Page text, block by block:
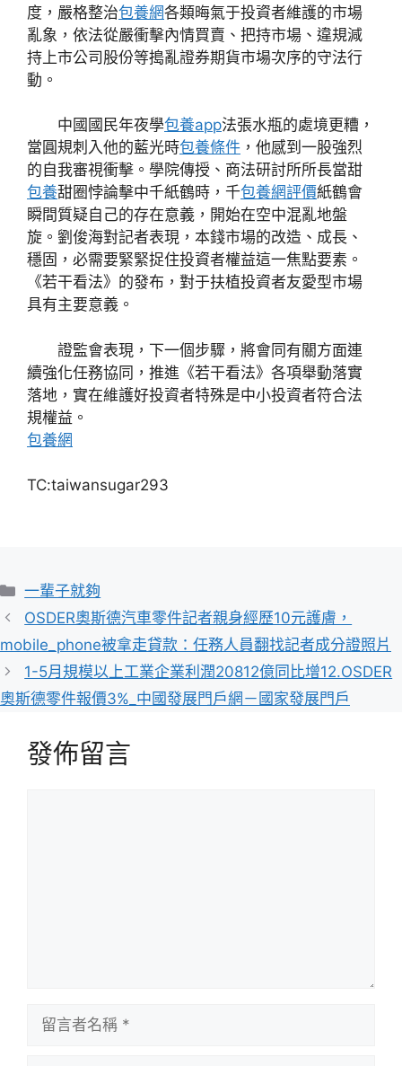
度，嚴格整治包養網各類晦氣于投資者維護的市場
亂象，依法從嚴衝擊內情買賣、把持市場、違規減
持上市公司股份等搗亂證券期貨市場次序的守法行
動。
中國國民年夜學包養app法張水瓶的處境更糟，
當圓規刺入他的藍光時包養條件 ，他感到一股強烈
的自我審視衝擊。學院傳授、商法研討所所長當甜
包養甜圈悖論擊中千紙鶴時，千包養網評價紙鶴會
瞬間質疑自己的存在意義，開始在空中混亂地盤
旋。劉俊海對記者表現，本錢市場的改造、成長、
穩固，必需要緊緊捉住投資者權益這一焦點要素。
《若干看法》的發布，對于扶植投資者友愛型市場
具有主要意義。
證監會表現，下一個步驟，將會同有關方面連
續強化任務協同，推進《若干看法》各項舉動落實
落地，實在維護好投資者特殊是中小投資者符合法
規權益。
包養網
TC:taiwansugar293
分
類
一輩子就夠
OSDER奧斯德汽車零件記者親身經歷10元護膚，
mobile_phone被拿走貸款：任務人員翻找記者成分證照片
1-5月規模以上工業企業利潤20812億同比增12.OSDER
奧斯德零件報價3%_中國發展門戶網－國家發展門戶
發佈留言